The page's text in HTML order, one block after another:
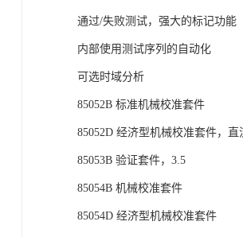
通过/失败测试，强大的标记功能
内部使用测试序列的自动化
可选时域分析
85052B 标准机械校准套件
85052D 经济型机械校准套件，直
85053B 验证套件，3.5
85054B 机械校准套件
85054D 经济型机械校准套件